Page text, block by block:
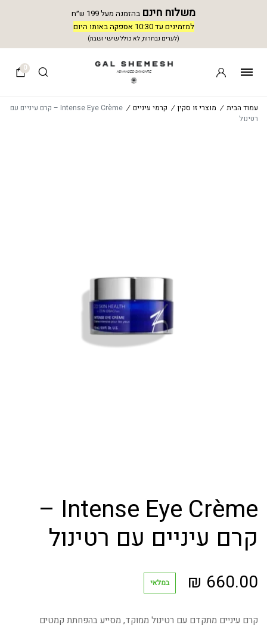
משלוח חינם בהזמנה מעל 199 ש״ח
למזמינים עד 10:30 אספקה באותו היום
(לערים נבחרות, לא כולל שישי ושבת)
0
עמוד הבית / מוצרי זו סקין / קרמי עיניים /
Intense Eye Crème – קרם עיניים עם
רטינול
Intense Eye Crème –
קרם עיניים עם רטינול
660.00
₪ במלאי
קרם עיניים מתקדם עם רטינול ממוקד, מסייע בהפחתת קמטים